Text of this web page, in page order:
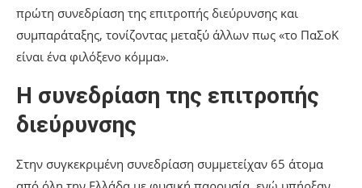
πρώτη συνεδρίαση της επιτροπής διεύρυνσης και
συμπαράταξης, τονίζοντας μεταξύ άλλων πως «το ΠαΣοΚ
είναι ένα φιλόξενο κόμμα».
Η συνεδρίαση της επιτροπής
διεύρυνσης
Στην συγκεκριμένη συνεδρίαση συμμετείχαν 65 άτομα